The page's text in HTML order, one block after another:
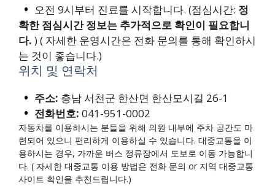
오전 9시부터 진료를 시작합니다. (점심시간: 정
확한 점심시간 정보는 추가적으로 확인이 필요합니
다. ) ( 자세한 운영시간은 전화 문의를 통해 확인하시
는 것이 좋습니다.)
위치 및 연락처
주소: 충남 서천군 한산면 한산모시길 26-1
전화번호: 041-951-0002
자동차를 이용하시는 분들을 위해 의원 내부에 주차 공간도 마
련되어 있으니 편리하게 이용하실 수 있습니다. 대중교통을 이
용하시는 경우, 가까운 버스 정류장에서 도보로 이동 가능합니
다. ( 자세한 대중교통 이용 방법은 전화 문의 or 지역 대중교통
사이트 확인을 추천드립니다.)